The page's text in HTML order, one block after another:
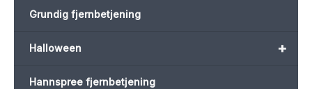
Grundig fjernbetjening
+
Halloween
Hannspree fjernbetjening